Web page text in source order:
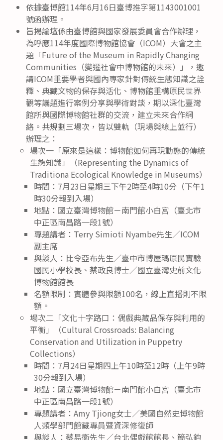
依據臺博館114年6月16日臺博推字第1143001001
號函辦理。
旨揭論壇係由臺博館與國家發展委員會合作辦理，
為呼應114年度國際博物館協會（ICOM）大會之主
題「Future of the Museum in Rapidly Changing
Communities（變遷社會中博物館的未來）」，邀
請ICOM重要學者與國內專家針對傳統生態知識之詮
釋、典藏文物的保存與活化、博物館重構原民世界
觀等議題進行案例分享與學術對談，期以深化臺灣
館所與國際博物館社群的交流，建立未來合作網
絡。共規劃三場次，皆以雙軌（現場與線上並行）
辦理之：
場次一「原來是這樣：博物館如何再現動態的傳統
生態知識」（Representing the Dynamics of
Traditiona Ecological Knowledge in Museums）
時間：7月23日星期三下午2時至4時10分（下午1
時30分報到入場）
地點：國立臺灣博物館－南門館小白宮（臺北市
中正區南昌路一段1號）
專題講者：Terry Simioti Nyambe先生／ICOM
副主席
與談人：比令亞布先生／臺中市博屋瑪原民實驗
國民小學校長、蔡政良博士／國立臺灣史前文化
博物館館長
名額限制：實體參與限額100名，線上直播則不限
額。
場次二「文化十字路口：偶戲典藏品保存與利用的
平衡」（Cultural Crossroads: Balancing
Conservation and Utilization in Puppetry
Collections）
時間：7月24日星期四上午10時至12時（上午9時
30分報到入場）
地點：國立臺灣博物館－南門館小白宮（臺北市
中正區南昌路一段1號）
專題講者：Amy Tjiong女士／美國自然史博物館
人類學部門館藏專員暨資深修復師
與談人：蔡易衛先生／台北偶戲館館長、簡弘鈞